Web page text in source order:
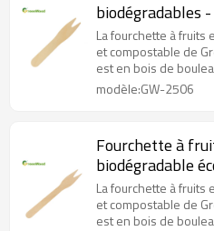
biodégradables
La fourchette à fruits
et compostable de
est en bois de
modèle:GW-2506
Fourchette à
biodégradable
mm
La fourchette à fruits
et compostable de
est en bois de